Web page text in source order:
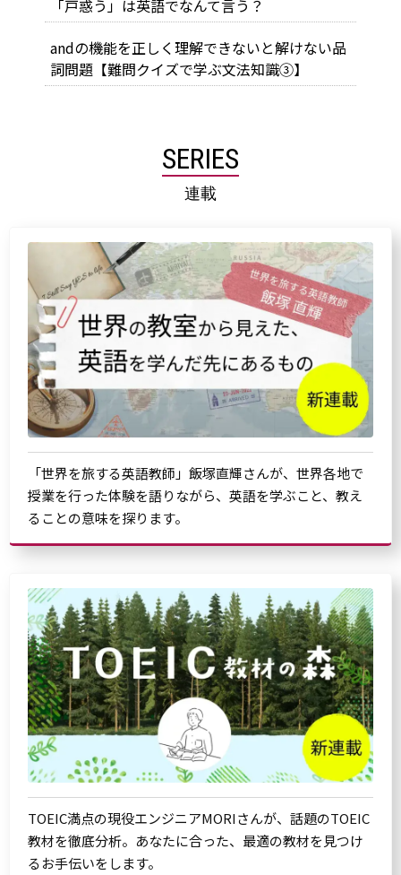
「戸惑う」は英語でなんて言う？
andの機能を正しく理解できないと解けない品
詞問題【難問クイズで学ぶ文法知識③】
SERIES
連載
「世界を旅する英語教師」飯塚直輝さんが、世界各地で
授業を行った体験を語りながら、英語を学ぶこと、教え
ることの意味を探ります。
TOEIC満点の現役エンジニアMORIさんが、話題のTOEIC
教材を徹底分析。あなたに合った、最適の教材を見つけ
るお手伝いをします。